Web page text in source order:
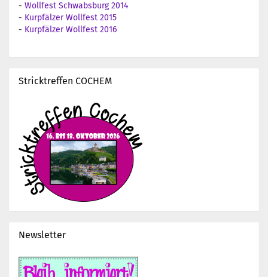
- Wollfest Schwabsburg 2014
- Kurpfälzer Wollfest 2015
- Kurpfälzer Wollfest 2016
Stricktreffen COCHEM
Newsletter